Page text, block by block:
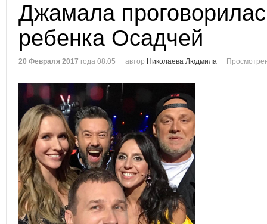
Джамала
ребенка Осадчей
20 Февраля 2017 года 08:05 автор Николаева Людмила